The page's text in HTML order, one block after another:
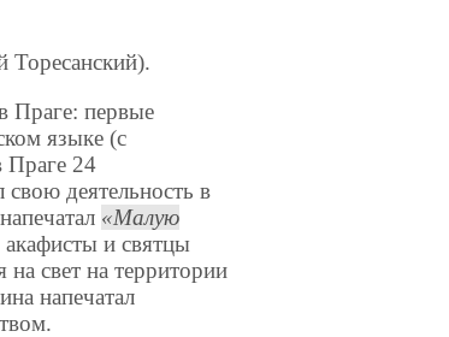
Торесанский).
Праге: первые
языке (с
Праге 24
деятельность в
Малую
акафисты и святцы
свет на территории
напечатал